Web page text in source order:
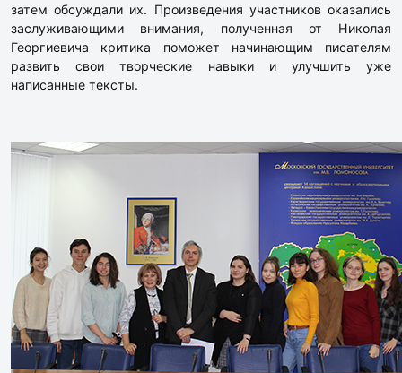
затем обсуждали их. Произведения участников оказались
заслуживающими внимания, полученная от Николая
Георгиевича критика поможет начинающим писателям
развить свои творческие навыки и улучшить уже
написанные тексты.